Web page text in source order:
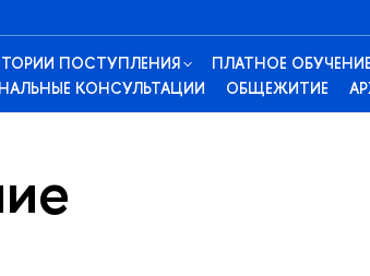
ПОСТУПЛЕНИЯ
ПЛАТНОЕ
КОНСУЛЬТАЦИИ ОБЩЕЖИТИЕ